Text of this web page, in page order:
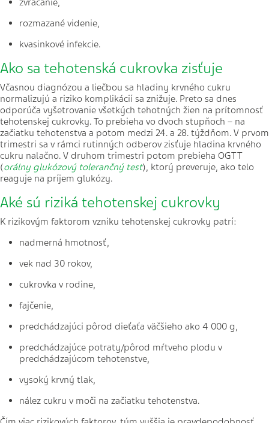
zvracanie,
rozmazané videnie,
kvasinkové infekcie.
Ako sa tehotenská cukrovka zisťuje
Včasnou diagnózou a liečbou sa hladiny krvného cukru
normalizujú a riziko komplikácií sa znižuje. Preto sa dnes
odporúča vyšetrovanie všetkých tehotných žien na prítomnosť
tehotenskej cukrovky. To prebieha vo dvoch stupňoch – na
začiatku tehotenstva a potom medzi 24. a 28. týždňom. V prvom
trimestri sa v rámci rutinných odberov zisťuje hladina krvného
cukru nalačno. V druhom trimestri potom prebieha OGTT
(orálny glukózový tolerančný test), ktorý preveruje, ako telo
reaguje na príjem glukózy.
Aké sú riziká tehotenskej cukrovky
K rizikovým faktorom vzniku tehotenskej cukrovky patrí:
nadmerná hmotnosť,
vek nad 30 rokov,
cukrovka v rodine,
fajčenie,
predchádzajúci pôrod dieťaťa väčšieho ako 4 000 g,
predchádzajúce potraty/pôrod mŕtveho plodu v
predchádzajúcom tehotenstve,
vysoký krvný tlak,
nález cukru v moči na začiatku tehotenstva.